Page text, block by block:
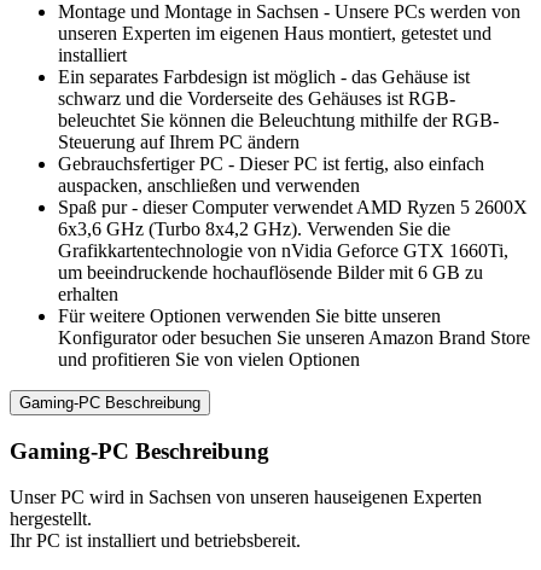
Montage und Montage in Sachsen - Unsere PCs werden von
unseren Experten im eigenen Haus montiert, getestet und
installiert
Ein separates Farbdesign ist möglich - das Gehäuse ist
schwarz und die Vorderseite des Gehäuses ist RGB-
beleuchtet Sie können die Beleuchtung mithilfe der RGB-
Steuerung auf Ihrem PC ändern
Gebrauchsfertiger PC - Dieser PC ist fertig, also einfach
auspacken, anschließen und verwenden
Spaß pur - dieser Computer verwendet AMD Ryzen 5 2600X
6x3,6 GHz (Turbo 8x4,2 GHz). Verwenden Sie die
Grafikkartentechnologie von nVidia Geforce GTX 1660Ti,
um beeindruckende hochauflösende Bilder mit 6 GB zu
erhalten
Für weitere Optionen verwenden Sie bitte unseren
Konfigurator oder besuchen Sie unseren Amazon Brand Store
und profitieren Sie von vielen Optionen
Gaming-PC Beschreibung
Gaming-PC Beschreibung
Unser PC wird in Sachsen von unseren hauseigenen Experten
hergestellt.
Ihr PC ist installiert und betriebsbereit.